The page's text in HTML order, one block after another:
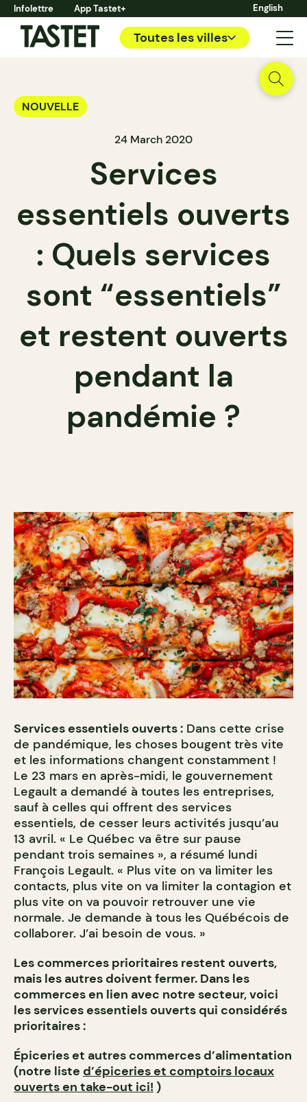
Infolettre App Tastet+ English
Toutes les villes
NOUVELLE
24 March 2020
Services
essentiels ouverts
: Quels services
sont “essentiels”
et restent ouverts
pendant la
pandémie ?
Services essentiels ouverts : Dans cette crise
de pandémique, les choses bougent très vite
et les informations changent constamment !
Le 23 mars en après-midi, le gouvernement
Legault a demandé à toutes les entreprises,
sauf à celles qui offrent des services
essentiels, de cesser leurs activités jusqu’au
13 avril. « Le Québec va être sur pause
pendant trois semaines », a résumé lundi
François Legault. « Plus vite on va limiter les
contacts, plus vite on va limiter la contagion et
plus vite on va pouvoir retrouver une vie
normale. Je demande à tous les Québécois de
collaborer. J’ai besoin de vous. »
Les commerces prioritaires restent ouverts,
mais les autres doivent fermer. Dans les
commerces en lien avec notre secteur, voici
les services essentiels ouverts qui considérés
prioritaires :
Épiceries et autres commerces d’alimentation
(notre liste d’épiceries et comptoirs locaux
ouverts en take-out ici! )